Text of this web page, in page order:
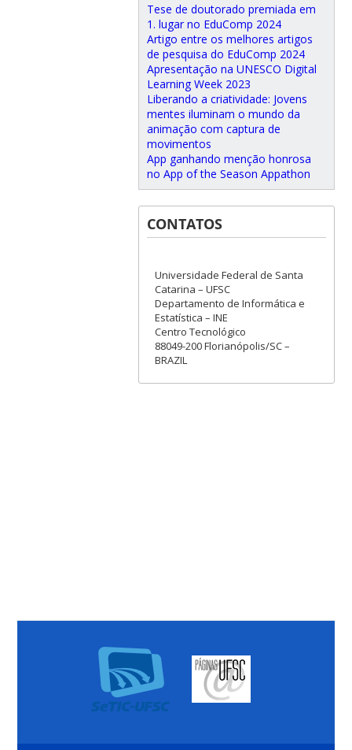
Tese de doutorado premiada em
1. lugar no EduComp 2024
Artigo entre os melhores artigos
de pesquisa do EduComp 2024
Apresentação na UNESCO Digital
Learning Week 2023
Liberando a criatividade: Jovens
mentes iluminam o mundo da
animação com captura de
movimentos
App ganhando menção honrosa
no App of the Season Appathon
CONTATOS
Universidade Federal de Santa
Catarina – UFSC
Departamento de Informática e
Estatística – INE
Centro Tecnológico
88049-200 Florianópolis/SC –
BRAZIL